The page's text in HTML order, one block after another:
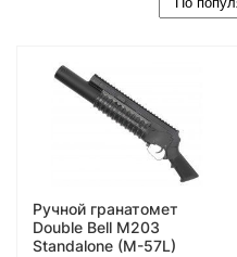
Ручной гранатомет
Double Bell M203
Standalone (M-57L)